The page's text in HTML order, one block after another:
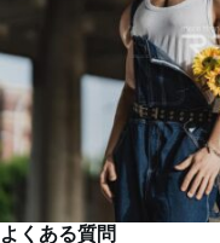
よくある質問